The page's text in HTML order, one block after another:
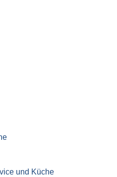
und Küche